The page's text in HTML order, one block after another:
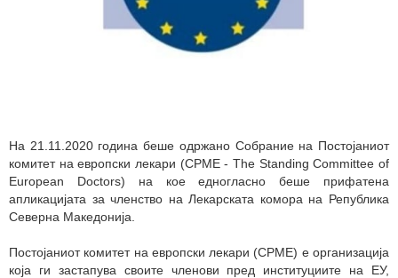
На 21.11.2020 година беше одржано Собрание на Постојаниот
комитет на европски лекари (CPME - The Standing Committee of
European Doctors) на кое едногласно беше прифатена
апликацијата за членство на Лекарската комора на Република
Северна Македонија.
Постојаниот комитет на европски лекари (CPME) е организација
која ги застапува своите членови пред институциите на ЕУ,